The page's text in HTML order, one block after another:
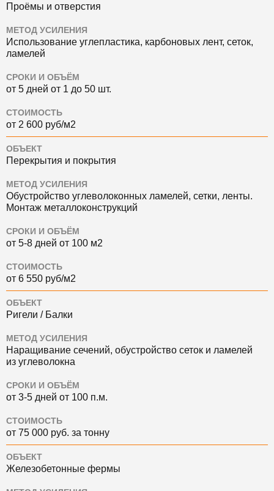
Проёмы и отверстия
МЕТОД УСИЛЕНИЯ
Использование углепластика, карбоновых лент, сеток,
ламелей
СРОКИ И ОБЪЁМ
от 5 дней от 1 до 50 шт.
СТОИМОСТЬ
от 2 600 руб/м2
ОБЪЕКТ
Перекрытия и покрытия
МЕТОД УСИЛЕНИЯ
Обустройство углеволоконных ламелей, сетки, ленты.
Монтаж металлоконструкций
СРОКИ И ОБЪЁМ
от 5-8 дней от 100 м2
СТОИМОСТЬ
от 6 550 руб/м2
ОБЪЕКТ
Ригели / Балки
МЕТОД УСИЛЕНИЯ
Наращивание сечений, обустройство сеток и ламелей
из углеволокна
СРОКИ И ОБЪЁМ
от 3-5 дней от 100 п.м.
СТОИМОСТЬ
от 75 000 руб. за тонну
ОБЪЕКТ
Железобетонные фермы